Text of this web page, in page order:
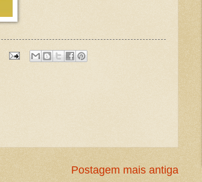
Postagem mais antiga